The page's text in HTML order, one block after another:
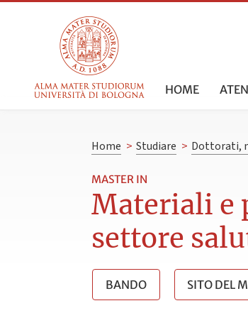
HOME
Home > Studiare > Dottorati,
MASTER IN
Materiali e
settore
BANDO SITO DEL